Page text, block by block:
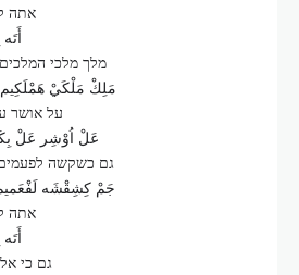
אתה
מלך מלכי
مَلِكْ مَلْكَيْ
על אושר
عَلْ اُوْشِر عَلْ
גם כשקשה
جَمْ كِشِقْشَه
אתה
גם כי